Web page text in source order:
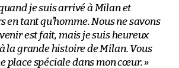
je suis arrivé à Milan et
en tant qu’homme. Nous ne savons
est fait, mais je suis heureux
la grande histoire de Milan. Vous
place spéciale dans mon cœur. »